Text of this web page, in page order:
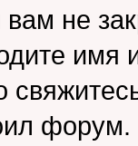
не
форум.